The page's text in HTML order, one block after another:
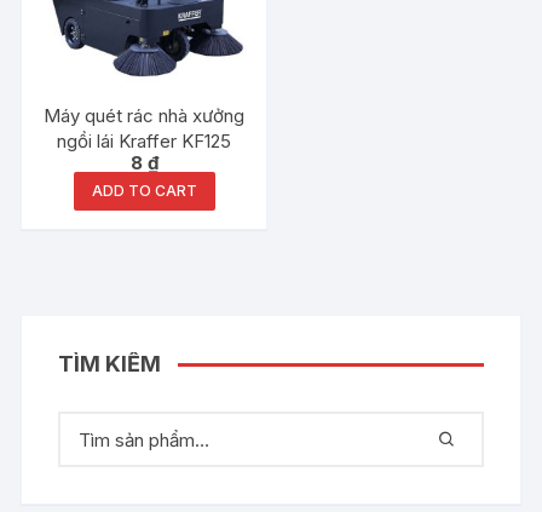
Máy quét rác nhà xưởng
ngồi lái Kraffer KF125
8 ₫
ADD TO CART
TÌM KIẾM